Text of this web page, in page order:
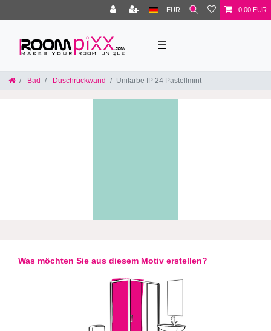
EUR 0,00 EUR
☰
Bad Duschrückwand Unifarbe IP 24 Pastellmint
Was möchten Sie aus diesem Motiv erstellen?